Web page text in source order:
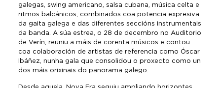
galegas, swing americano, salsa cubana, música celta e
ritmos balcánicos, combinados coa potencia expresiva
da gaita galega e das diferentes seccións instrumentais
da banda. A súa estrea, o 28 de decembro no Auditorio
de Verín, reuniu a máis de corenta músicos e contou
coa colaboración de artistas de referencia como Óscar
Ibáñez, nunha gala que consolidou o proxecto como un
dos máis orixinais do panorama galego.